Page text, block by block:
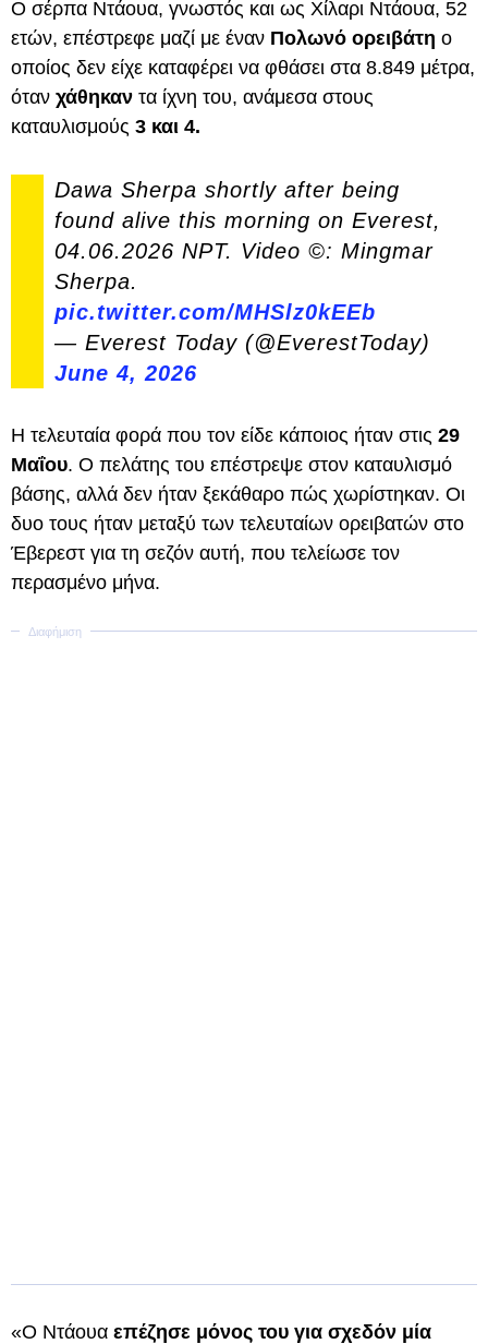
Ο σέρπα Ντάουα, γνωστός και ως Χίλαρι Ντάουα, 52
ετών, επέστρεφε μαζί με έναν Πολωνό ορειβάτη ο
οποίος δεν είχε καταφέρει να φθάσει στα 8.849 μέτρα,
όταν χάθηκαν τα ίχνη του, ανάμεσα στους
καταυλισμούς 3 και 4.
Dawa Sherpa shortly after being
found alive this morning on Everest,
04.06.2026 NPT. Video ©: Mingmar
Sherpa.
pic.twitter.com/MHSlz0kEEb
— Everest Today (@EverestToday)
June 4, 2026
Η τελευταία φορά που τον είδε κάποιος ήταν στις 29
Μαΐου. Ο πελάτης του επέστρεψε στον καταυλισμό
βάσης, αλλά δεν ήταν ξεκάθαρο πώς χωρίστηκαν. Οι
δυο τους ήταν μεταξύ των τελευταίων ορειβατών στο
Έβερεστ για τη σεζόν αυτή, που τελείωσε τον
περασμένο μήνα.
«Ο Ντάουα επέζησε μόνος του για σχεδόν μία